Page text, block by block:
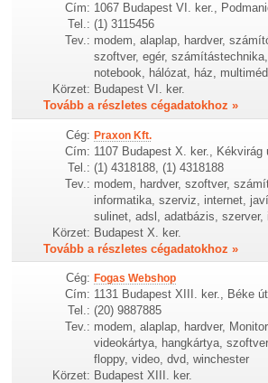
Cím: 1067 Budapest VI. ker.,
Tel.: (1) 3115456
Tev.: modem, alaplap, hardver,
szoftver, egér,
notebook, hálózat, ház,
Körzet: Budapest VI. ker.
Tovább a részletes cégadatokhoz »
Cég: Praxon Kft.
Cím: 1107 Budapest X. ker., Kékvirág
Tel.: (1) 4318188, (1) 4318188
Tev.: modem, hardver, szoftver,
informatika, szerviz, internet,
sulinet, adsl, adatbázis, szerver,
Körzet: Budapest X. ker.
Tovább a részletes cégadatokhoz »
Cég: Fogas Webshop
Cím: 1131 Budapest XIII. ker., Béke út
Tel.: (20) 9887885
Tev.: modem, alaplap, hardver,
videokártya, hangkártya,
floppy, video, dvd, winchester
Körzet: Budapest XIII. ker.